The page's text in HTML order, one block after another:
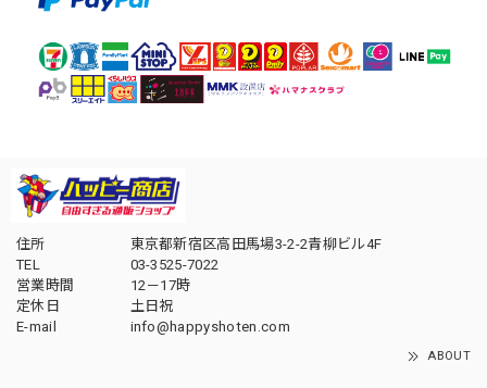
住所
東京都新宿区高田馬場3-2-2青柳ビル4F
TEL
03-3525-7022
営業時間
12－17時
定休日
土日祝
E-mail
info@happyshoten.com
ABOUT